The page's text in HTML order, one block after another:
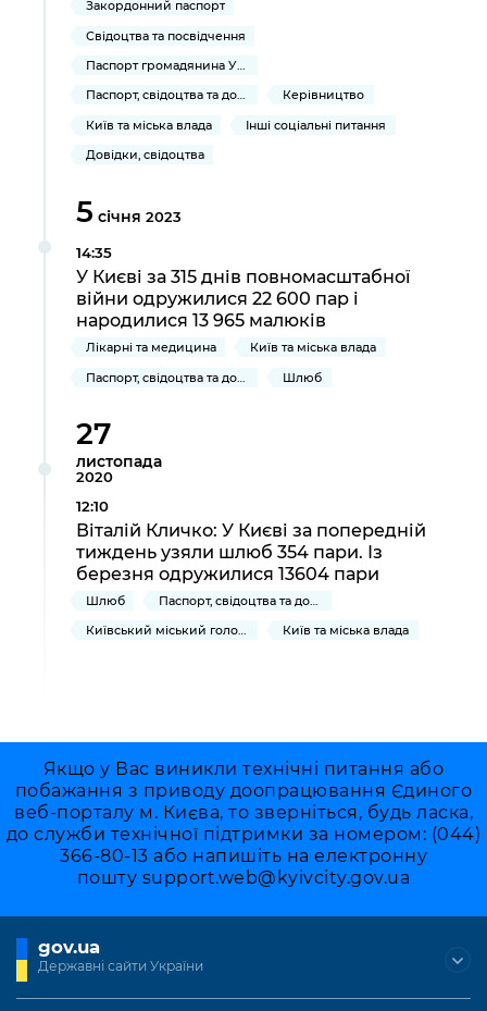
Підприємства, установи, організації
Річні звіти
Портал Захисників та Захисниць
Безбар'єрність
Портал послуг
Важливе під час воєнного стану
Уряд» – місцевий рівень»
Важливе під час воєнного стану
Портал даних Києва
Закордонний паспорт
Свідоцтва та посвідчення
Паспорт громадянина України
Паспорт, свідоцтва та довідки
Керівництво
Київ та міська влада
Інші соціальні питання
Довідки, свідоцтва
5 січня 2023
14:35
У Києві за 315 днів повномасштабної
війни одружилися 22 600 пар і
народилися 13 965 малюків
Лікарні та медицина
Київ та міська влада
Паспорт, свідоцтва та довідки
Шлюб
27
листопада
2020
12:10
Віталій Кличко: У Києві за попередній
тиждень узяли шлюб 354 пари. Із
березня одружилися 13604 пари
Шлюб
Паспорт, свідоцтва та довідки
Київський міський голова
Київ та міська влада
Якщо у Вас виникли технічні питання або
побажання з приводу доопрацювання Єдиного
веб-порталу м. Києва, то зверніться, будь ласка,
до служби технічної підтримки за номером: (044)
366-80-13 або напишіть на електронну
пошту support.web@kyivcity.gov.ua
gov.ua
Державні сайти України